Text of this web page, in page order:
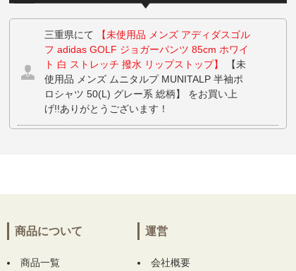
三重県にて
【未使用品 メンズ アディダスゴル
フ adidas GOLF ジョガーパンツ 85cm ホワイ
ト 白 ストレッチ 撥水 リップストップ】
【未
使用品 メンズ ムニタルプ MUNITALP 半袖ポ
ロシャツ 50(L) グレー系 総柄】 をお買い上
げ!!ありがとうございます！
埼玉県にて
【中古 ガーミン GARMIN レーザ
距離計 スコープ】
をお買い上げ!!ありがとう
商品について
商品一覧
運営
会社概要